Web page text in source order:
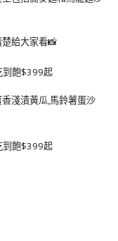
給大家看📸
淺漬黃瓜,馬鈴薯蛋沙